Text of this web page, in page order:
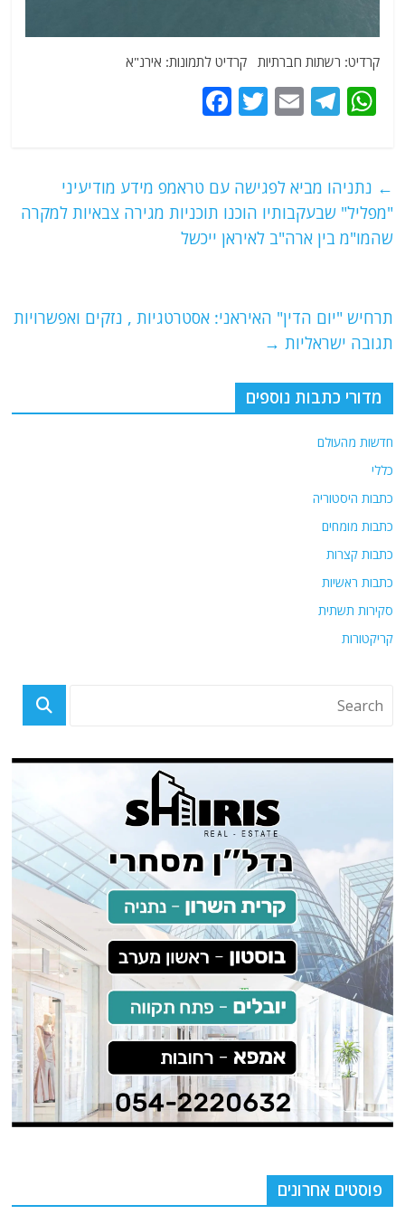
קרדיט: רשתות חברתיות קרדיט לתמונות: אירנ"א
W
s
A
p
T
g
ra
m
E
l
T
er
e
b
o
k
← נתניהו מביא לפגישה עם טראמפ מידע מודיעיני
"מפליל" שבעקבותיו הוכנו תוכניות מגירה צבאיות למקרה
שהמו"מ בין ארה"ב לאיראן ייכשל
תרחיש "יום הדין" האיראני: אסטרטגיות , נזקים ואפשרויות
תגובה ישראליות →
מדורי כתבות נוספים
חדשות מהעולם
כללי
כתבות היסטוריה
כתבות מומחים
כתבות קצרות
כתבות ראשיות
סקירות תשתית
קריקטורות
פוסטים אחרונים